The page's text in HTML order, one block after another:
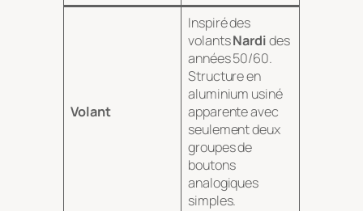
Volant
Inspiré des
volantsNardides
années 50/60.
Structure en
aluminium usiné
apparente avec
seulement deux
groupes de
boutons
analogiques
simples.